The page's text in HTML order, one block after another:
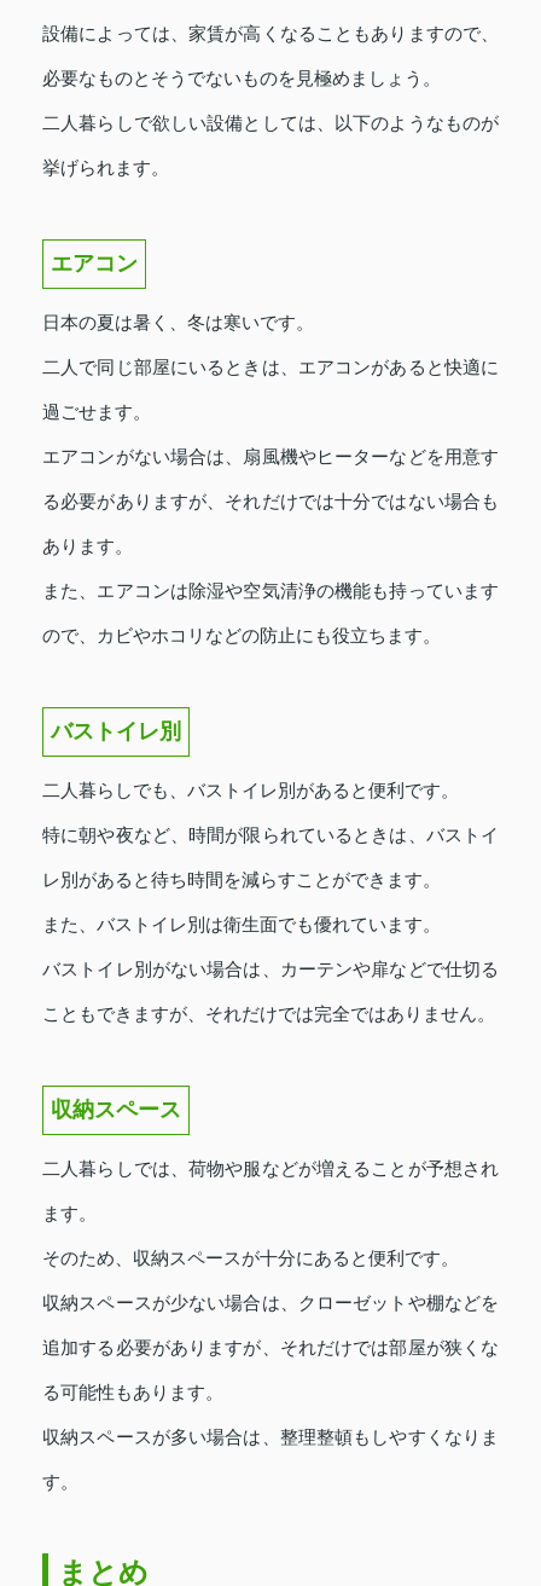
設備によっては、家賃が高くなることもありますので、
必要なものとそうでないものを見極めましょう。
二人暮らしで欲しい設備としては、以下のようなものが
挙げられます。
エアコン
日本の夏は暑く、冬は寒いです。
二人で同じ部屋にいるときは、エアコンがあると快適に
過ごせます。
エアコンがない場合は、扇風機やヒーターなどを用意す
る必要がありますが、それだけでは十分ではない場合も
あります。
また、エアコンは除湿や空気清浄の機能も持っています
ので、カビやホコリなどの防止にも役立ちます。
バストイレ別
二人暮らしでも、バストイレ別があると便利です。
特に朝や夜など、時間が限られているときは、バストイ
レ別があると待ち時間を減らすことができます。
また、バストイレ別は衛生面でも優れています。
バストイレ別がない場合は、カーテンや扉などで仕切る
こともできますが、それだけでは完全ではありません。
収納スペース
二人暮らしでは、荷物や服などが増えることが予想され
ます。
そのため、収納スペースが十分にあると便利です。
収納スペースが少ない場合は、クローゼットや棚などを
追加する必要がありますが、それだけでは部屋が狭くな
る可能性もあります。
収納スペースが多い場合は、整理整頓もしやすくなりま
す。
まとめ